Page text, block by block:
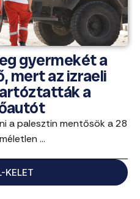
gyermekét a
mert az izraeli
a
a palesztin mentősök a 28
...
KELET